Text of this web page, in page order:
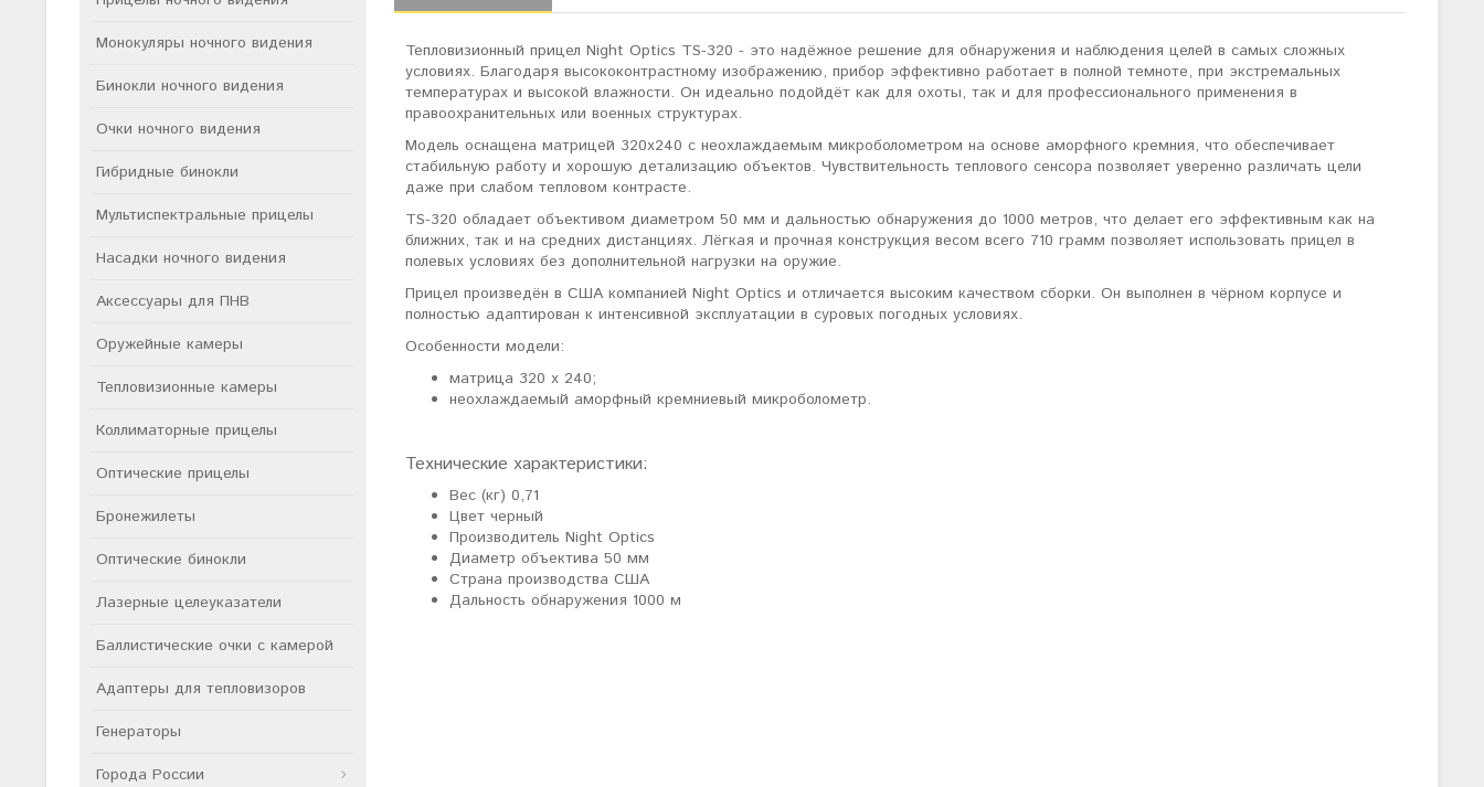
Монокуляры ночного видения
Бинокли ночного видения
Очки ночного видения
Гибридные бинокли
Мультиспектральные прицелы
Насадки ночного видения
Аксессуары для ПНВ
Оружейные камеры
Тепловизионные камеры
Коллиматорные прицелы
Оптические прицелы
Бронежилеты
Оптические бинокли
Лазерные целеуказатели
Баллистические очки с камерой
Адаптеры для тепловизоров
Генераторы
Города России
Тепловизионный прицел Night Optics TS-320 - это надёжное решение для обнаружения и наблюдения целей в самых сложных
условиях. Благодаря высококонтрастному изображению, прибор эффективно работает в полной темноте, при экстремальных
температурах и высокой влажности. Он идеально подойдёт как для охоты, так и для профессионального применения в
правоохранительных или военных структурах.
Модель оснащена матрицей 320x240 с неохлаждаемым микроболометром на основе аморфного кремния, что обеспечивает
стабильную работу и хорошую детализацию объектов. Чувствительность теплового сенсора позволяет уверенно различать цели
даже при слабом тепловом контрасте.
TS-320 обладает объективом диаметром 50 мм и дальностью обнаружения до 1000 метров, что делает его эффективным как на
ближних, так и на средних дистанциях. Лёгкая и прочная конструкция весом всего 710 грамм позволяет использовать прицел в
полевых условиях без дополнительной нагрузки на оружие.
Прицел произведён в США компанией Night Optics и отличается высоким качеством сборки. Он выполнен в чёрном корпусе и
полностью адаптирован к интенсивной эксплуатации в суровых погодных условиях.
Особенности модели:
матрица 320 x 240;
неохлаждаемый аморфный кремниевый микроболометр.
Технические характеристики:
Вес (кг) 0,71
Цвет черный
Производитель Night Optics
Диаметр объектива 50 мм
Страна производства США
Дальность обнаружения 1000 м